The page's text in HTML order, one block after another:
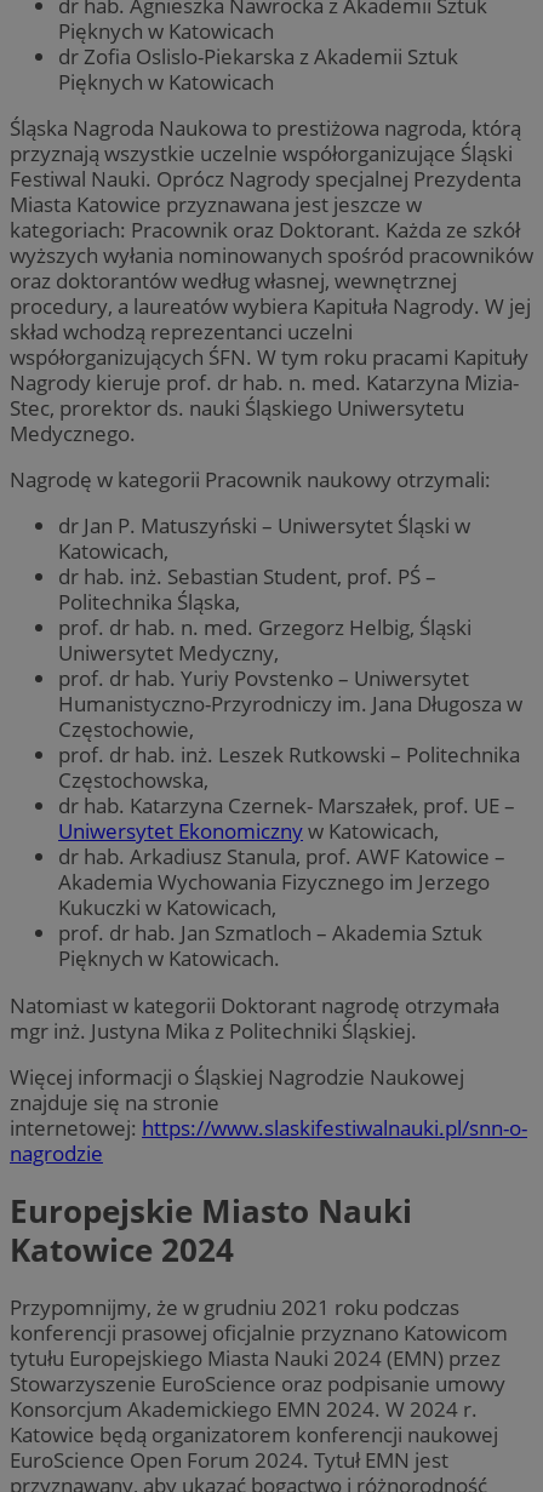
Pięknych w Katowicach
dr Zofia Oslislo-Piekarska z Akademii Sztuk
Pięknych w Katowicach
Śląska Nagroda Naukowa to prestiżowa nagroda, którą
przyznają wszystkie uczelnie współorganizujące Śląski
Festiwal Nauki. Oprócz Nagrody specjalnej Prezydenta
Miasta Katowice przyznawana jest jeszcze w
kategoriach: Pracownik oraz Doktorant. Każda ze szkół
wyższych wyłania nominowanych spośród pracowników
oraz doktorantów według własnej, wewnętrznej
procedury, a laureatów wybiera Kapituła Nagrody. W jej
skład wchodzą reprezentanci uczelni
współorganizujących ŚFN. W tym roku pracami Kapituły
Nagrody kieruje prof. dr hab. n. med. Katarzyna Mizia-
Stec, prorektor ds. nauki Śląskiego Uniwersytetu
Medycznego.
Nagrodę w kategorii Pracownik naukowy otrzymali:
dr Jan P. Matuszyński – Uniwersytet Śląski w
Katowicach,
dr hab. inż. Sebastian Student, prof. PŚ –
Politechnika Śląska,
prof. dr hab. n. med. Grzegorz Helbig, Śląski
Uniwersytet Medyczny,
prof. dr hab. Yuriy Povstenko – Uniwersytet
Humanistyczno-Przyrodniczy im. Jana Długosza w
Częstochowie,
prof. dr hab. inż. Leszek Rutkowski – Politechnika
Częstochowska,
dr hab. Katarzyna Czernek- Marszałek, prof. UE –
Uniwersytet Ekonomicznyw Katowicach,
dr hab. Arkadiusz Stanula, prof. AWF Katowice –
Akademia Wychowania Fizycznego im Jerzego
Kukuczki w Katowicach,
prof. dr hab. Jan Szmatloch – Akademia Sztuk
Pięknych w Katowicach.
Natomiast w kategorii Doktorant nagrodę otrzymała
mgr inż. Justyna Mika z Politechniki Śląskiej.
Więcej informacji o Śląskiej Nagrodzie Naukowej
znajduje się na stronie
internetowej: https://www.slaskifestiwalnauki.pl/snn-o-
nagrodzie
Europejskie Miasto Nauki
Katowice 2024
Przypomnijmy, że w grudniu 2021 roku podczas
konferencji prasowej oficjalnie przyznano Katowicom
tytułu Europejskiego Miasta Nauki 2024 (EMN) przez
Stowarzyszenie EuroScience oraz podpisanie umowy
Konsorcjum Akademickiego EMN 2024. W 2024 r.
Katowice będą organizatorem konferencji naukowej
EuroScience Open Forum 2024. Tytuł EMN jest
przyznawany, aby ukazać bogactwo i różnorodność